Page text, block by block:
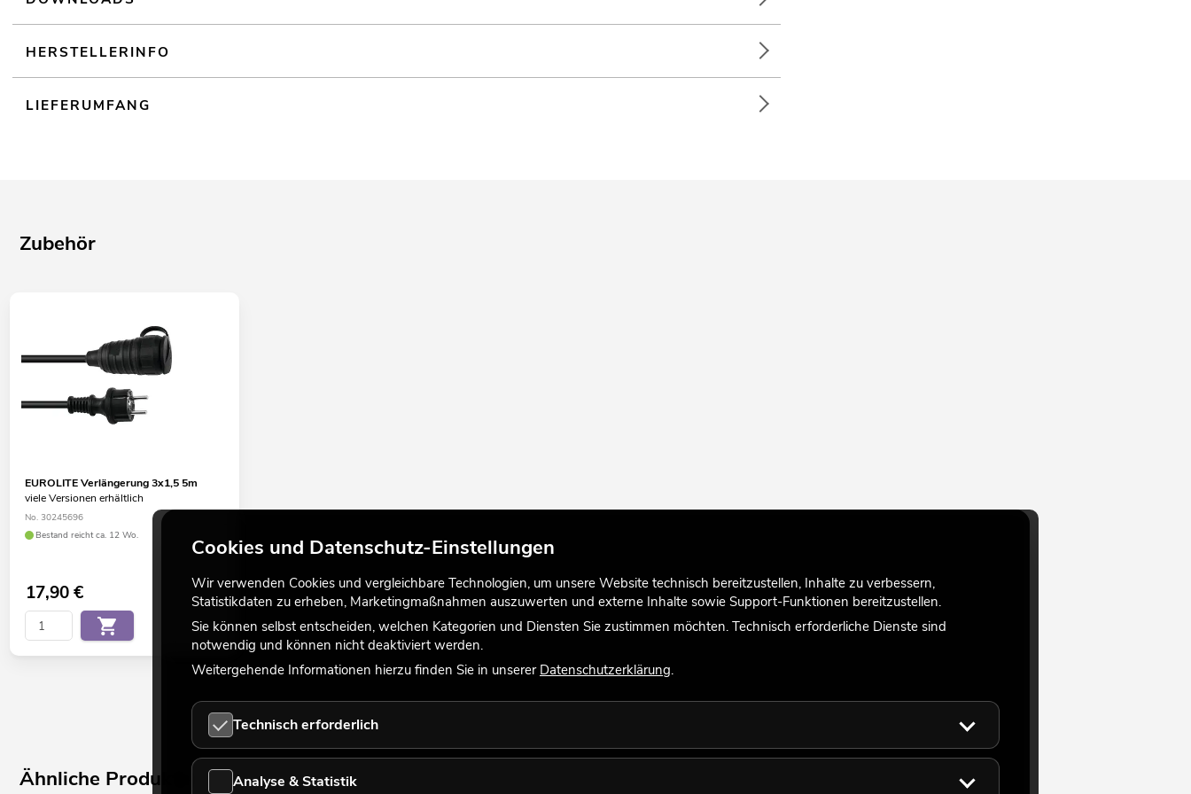
HERSTELLERINFO
LIEFERUMFANG
Zubehör
EUROLITE Verlängerung 3x1,5 5m
viele Versionen erhältlich
No. 30245696
Bestand reicht ca. 12 Wo.
17,90€
Ähnliche Produkte
Cookies und Datenschutz-Einstellungen
Wir verwenden Cookies und vergleichbare Technologien, um unsere Website technisch bereitzustellen, Inhalte zu verbessern,
Statistikdaten zu erheben, Marketingmaßnahmen auszuwerten und externe Inhalte sowie Support-Funktionen bereitzustellen.
Sie können selbst entscheiden, welchen Kategorien und Diensten Sie zustimmen möchten. Technisch erforderliche Dienste sind
notwendig und können nicht deaktiviert werden.
Weitergehende Informationen hierzu finden Sie in unserer Datenschutzerklärung.
Technisch erforderlich
Analyse & Statistik